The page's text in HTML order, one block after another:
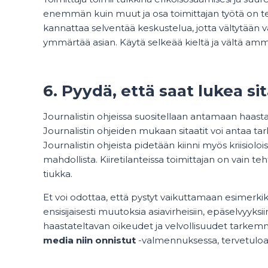
enemmän kuin muut ja osa toimittajan työtä on
kannattaa selventää keskustelua, jotta vältytään
ymmärtää asian. Käytä selkeää kieltä ja vältä
6. Pyydä, että saat lukea
Journalistin ohjeissa suositellaan antamaan
Journalistin ohjeiden mukaan sitaatit voi antaa
Journalistin ohjeista pidetään kiinni myös
mahdollista. Kiiretilanteissa toimittajan on vain
tiukka.
Et voi odottaa, että pystyt vaikuttamaan
ensisijaisesti muutoksia asiavirheisiin,
haastateltavan oikeudet ja velvollisuudet
media niin onnistut -valmennuksessa,